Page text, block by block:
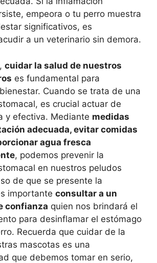
empeora o tu perro muestra
significativos, es
a un veterinario sin demora.
cuidar la salud de nuestros
es fundamental para
Cuando se trata de una
es crucial actuar de
y efectiva. Mediante medidas
adecuada, evitar comidas
agua fresca
, podemos prevenir la
en nuestros peludos
de que se presente la
importante consultar a un
confianza quien nos brindará el
para desinflamar el estómago
Recuerda que cuidar de la
mascotas es una
que debemos tomar en serio,